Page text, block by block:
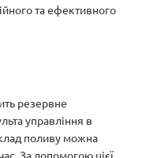
та ефективного
резервне
управління в
поливу можна
За допомогою цієї